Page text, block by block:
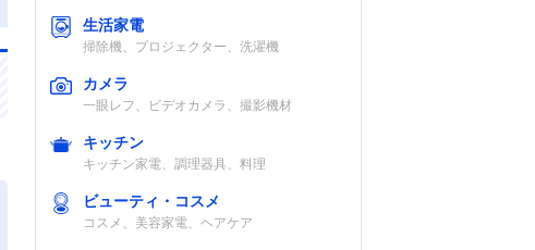
生活家電
掃除機、プロジェクター、洗濯機
カメラ
一眼レフ、ビデオカメラ、撮影機材
キッチン
キッチン家電、調理器具、料理
ビューティ・コスメ
コスメ、美容家電、ヘアケア